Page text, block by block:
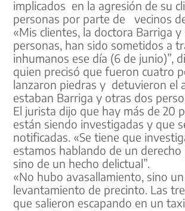
implicados en la agresión de su
personas por parte de vecinos
«Mis clientes, la doctora Barriga
personas, han sido sometidos a
inhumanos ese día (6 de junio)”,
quien precisó que fueron cuatro
lanzaron piedras y detuvieron el
estaban Barriga y otras dos
El jurista dijo que hay más de 20
están siendo investigadas y que
notificadas. «Se tiene que
estamos hablando de un
sino de un hecho delictual”.
«No hubo avasallamiento, sino un
levantamiento de precinto. Las
que salieron escapando en un